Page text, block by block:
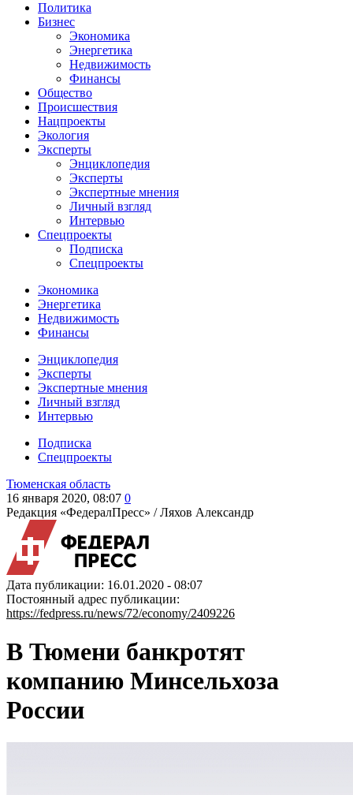
Политика
Бизнес
Экономика
Энергетика
Недвижимость
Финансы
Общество
Происшествия
Нацпроекты
Экология
Эксперты
Энциклопедия
Эксперты
Экспертные мнения
Личный взгляд
Интервью
Спецпроекты
Подписка
Спецпроекты
Экономика
Энергетика
Недвижимость
Финансы
Энциклопедия
Эксперты
Экспертные мнения
Личный взгляд
Интервью
Подписка
Спецпроекты
Тюменская область
16 января 2020, 08:07 0
Редакция «ФедералПресс» /Ляхов Александр
Дата публикации: 16.01.2020 - 08:07
Постоянный адрес публикации:
https://fedpress.ru/news/72/economy/2409226
В Тюмени банкротят
компанию Минсельхоза
России